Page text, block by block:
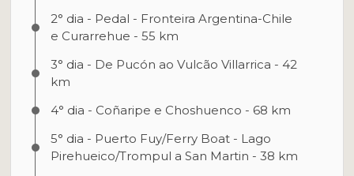
2° dia - Pedal - Fronteira Argentina-Chile
e Curarrehue - 55 km
3° dia - De Pucón ao Vulcão Villarrica - 42
km
4° dia - Coñaripe e Choshuenco - 68 km
5° dia - Puerto Fuy/Ferry Boat - Lago
Pirehueico/Trompul a San Martin - 38 km